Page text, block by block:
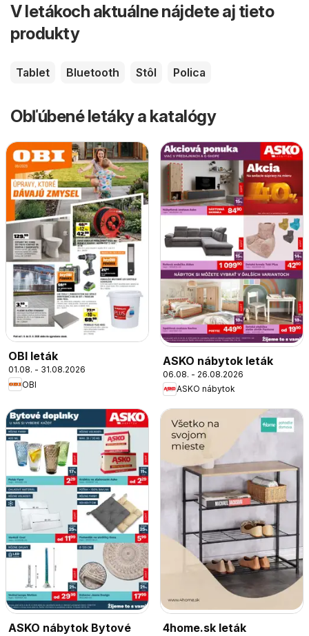
V letákoch aktuálne nájdete aj tieto
produkty
Tablet Bluetooth Stôl Polica
Obľúbené letáky a katalógy
OBI leták
01.08. - 31.08.2026
OBI
ASKO nábytok leták
06.08. - 26.08.2026
ASKO nábytok
ASKO nábytok Bytové 4home.sk leták